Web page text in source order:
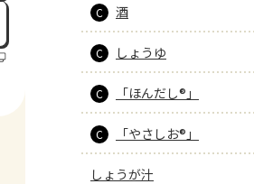
C 酒
C しょうゆ
C 「ほんだし®」
C 「やさしお®」
しょうが汁